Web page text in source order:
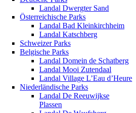
Landal Dwergter Sand
Österreichische Parks
Landal Bad Kleinkirchheim
Landal Katschberg
Schweizer Parks
Belgische Parks
Landal Domein de Schatberg
Landal Mooi Zutendaal
Landal Village L’Eau d’Heure
Niederländische Parks
Landal De Reeuwijkse
Plassen